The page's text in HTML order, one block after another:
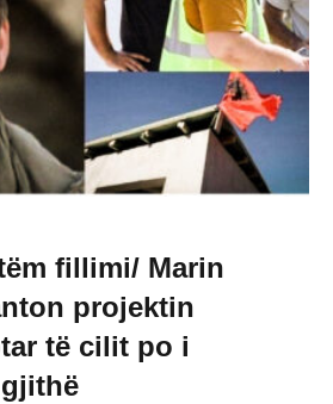
fillimi/ Marin
projektin
të cilit po i